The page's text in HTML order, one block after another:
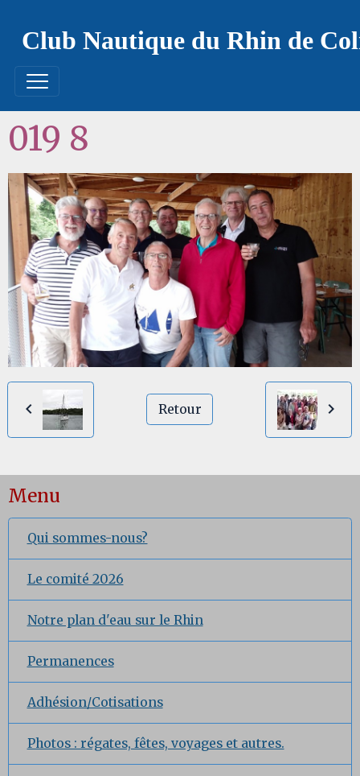
Club Nautique du Rhin de
019 8
Retour
Menu
Qui sommes-nous?
Le comité 2026
Notre plan d'eau sur le Rhin
Permanences
Adhésion/Cotisations
Photos : régates, fêtes, voyages et autres.